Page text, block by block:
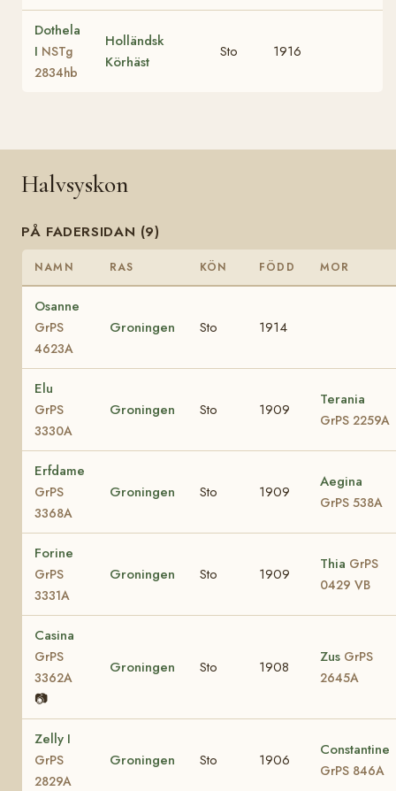
Dothela
I NSTg
2834hb
Holländsk
Körhäst
Sto 1916
Halvsyskon
PÅ FADERSIDAN (9)
NAMN RAS KÖN FÖDD MOR
Osanne
GrPS
4623A
Groningen Sto 1914
Elu
GrPS
3330A
Groningen Sto 1909
Terania
GrPS 2259A
Erfdame
GrPS
3368A
Groningen Sto 1909
Aegina
GrPS 538A
Forine
GrPS
3331A
Groningen Sto 1909
Thia GrPS
0429 VB
Casina
GrPS
3362A
📷
Groningen Sto 1908
Zus GrPS
2645A
Zelly I
GrPS
2829A
Groningen Sto 1906
Constantine
GrPS 846A